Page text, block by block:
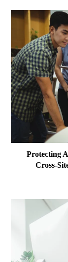
Protecting
Cross-